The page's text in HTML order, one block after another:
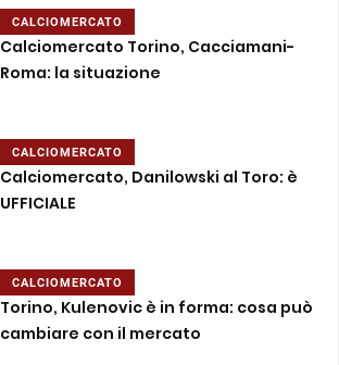
CALCIOMERCATO
Calciomercato Torino, Cacciamani-
Roma: la situazione
CALCIOMERCATO
Calciomercato, Danilowski al Toro: è
UFFICIALE
CALCIOMERCATO
Torino, Kulenovic è in forma: cosa può
cambiare con il mercato